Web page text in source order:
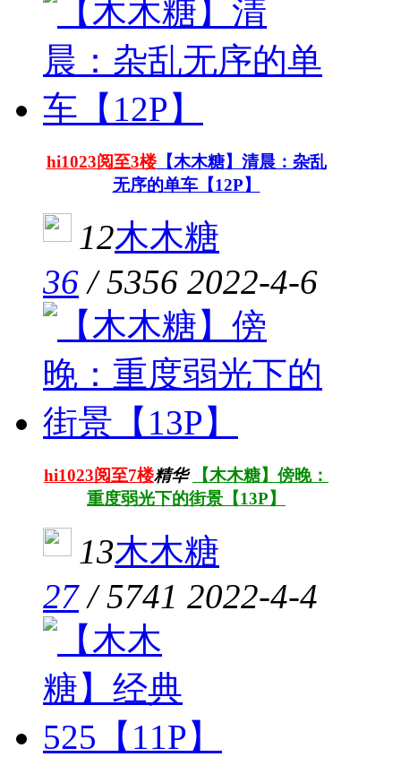
hi1023阅至3楼【木木糖】清晨：杂乱
无序的单车【12P】
12木木糖
36 /5356 2022-4-6
hi1023阅至7楼精华
【木木糖】傍晚：
重度弱光下的街景【13P】
13木木糖
27/5741 2022-4-4